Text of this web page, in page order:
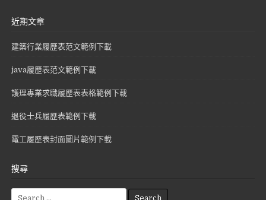
近期文章
建築行業履歷表范文範例下載
java履歷表范文範例下載
護理專業求職履歷表表格範例下載
退役士兵履歷表範例下載
電工履歷表封面圖片範例下載
搜尋